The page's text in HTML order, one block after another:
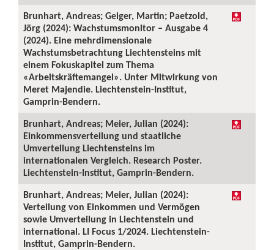
Brunhart, Andreas; Geiger, Martin; Paetzold,
Jörg (2024): Wachstumsmonitor – Ausgabe 4
(2024). Eine mehrdimensionale
Wachstumsbetrachtung Liechtensteins mit
einem Fokuskapitel zum Thema
«Arbeitskräftemangel». Unter Mitwirkung von
Meret Majendie. Liechtenstein-Institut,
Gamprin-Bendern.
Brunhart, Andreas; Meier, Julian (2024):
Einkommensverteilung und staatliche
Umverteilung Liechtensteins im
internationalen Vergleich. Research Poster.
Liechtenstein-Institut, Gamprin-Bendern.
Brunhart, Andreas; Meier, Julian (2024):
Verteilung von Einkommen und Vermögen
sowie Umverteilung in Liechtenstein und
international. LI Focus 1/2024. Liechtenstein-
Institut, Gamprin-Bendern.